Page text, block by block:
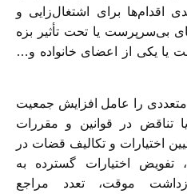
اقدام‌ها برای اشتغال‌زایی و
بی‌سرپرست یا تحت تأثیر بزه
یا یکی از اعضای خانواده و…
را عامل افزایش جمعیت
تناقض در قوانین و مقررات
اختیارات و تکالیف قضات در
تفویض اختیارات گسترده به
موقت، تعدد مراجع